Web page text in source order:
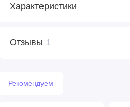
Характеристики
Отзывы 1
Рекомендуем